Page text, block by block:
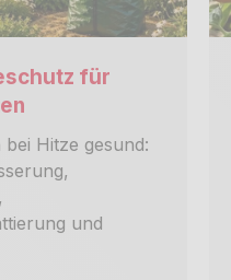
für
Hitze gesund:
und